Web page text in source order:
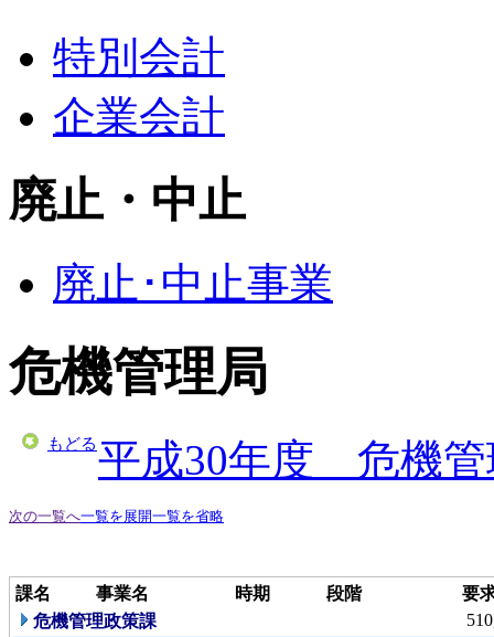
特別会計
企業会計
廃止・中止
廃止･中止事業
危機管理局
もどる平成30年度 危機管
次の一覧へ一覧を展開一覧を省略
課名 事業名 時期 段階
要
危機管理政策課